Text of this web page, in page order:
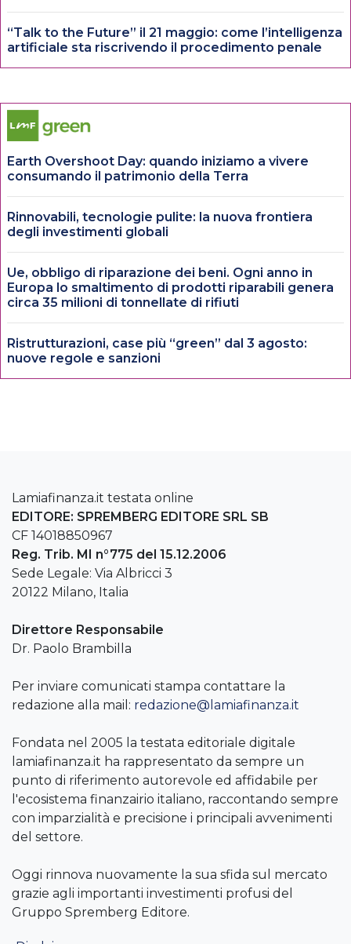
“Talk to the Future” il 21 maggio: come l’intelligenza
artificiale sta riscrivendo il procedimento penale
Earth Overshoot Day: quando iniziamo a vivere
consumando il patrimonio della Terra
Rinnovabili, tecnologie pulite: la nuova frontiera
degli investimenti globali
Ue, obbligo di riparazione dei beni. Ogni anno in
Europa lo smaltimento di prodotti riparabili genera
circa 35 milioni di tonnellate di rifiuti
Ristrutturazioni, case più “green” dal 3 agosto:
nuove regole e sanzioni
Lamiafinanza.it testata online
EDITORE: SPREMBERG EDITORE SRL SB
CF 14018850967
Reg. Trib. MI n°775 del 15.12.2006
Sede Legale: Via Albricci 3
20122 Milano, Italia
Direttore Responsabile
Dr. Paolo Brambilla
Per inviare comunicati stampa contattare la
redazione alla mail: redazione@lamiafinanza.it
Fondata nel 2005 la testata editoriale digitale
lamiafinanza.it ha rappresentato da sempre un
punto di riferimento autorevole ed affidabile per
l'ecosistema finanzairio italiano, raccontando sempre
con imparzialità e precisione i principali avvenimenti
del settore.
Oggi rinnova nuovamente la sua sfida sul mercato
grazie agli importanti investimenti profusi del
Gruppo Spremberg Editore.